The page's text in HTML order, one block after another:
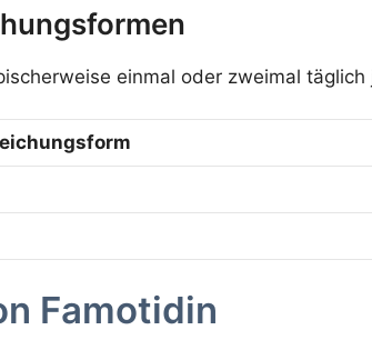
einmal oder zweimal
Famotidin